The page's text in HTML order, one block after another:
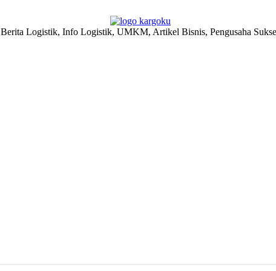
Berita Logistik, Info Logistik, UMKM, Artikel Bisnis, Pengusaha